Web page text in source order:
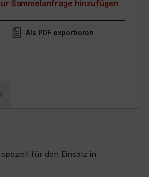
Sammelanfrage hinzufügen
Als PDF exportieren
für den Einsatz in